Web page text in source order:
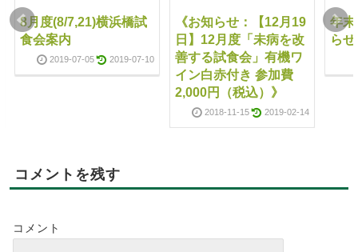
8月度(8/7,21)横浜橋試
食会案内
2019-07-05 2019-07-10
《お知らせ：【12月19
日】12月度「未病を改
善する試食会」有機ワ
イン白赤付き 参加費
2,000円（税込）》
2018-11-15 2019-02-14
年
らせ
コメントを残す
コメント